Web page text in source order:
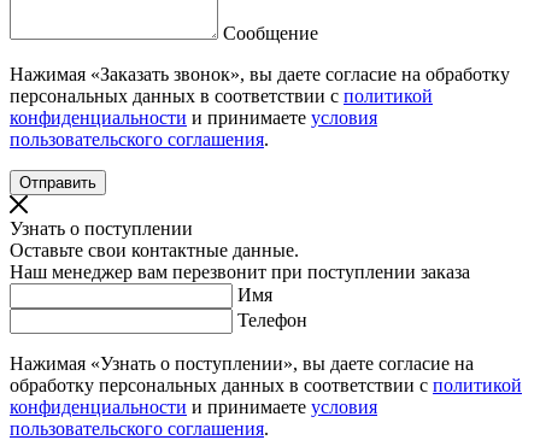
Сообщение
Нажимая «Заказать звонок», вы даете согласие на обработку
персональных данных в соответствии с политикой
конфиденциальности и принимаете условия
пользовательского соглашения.
Узнать о поступлении
Оставьте свои контактные данные.
Наш менеджер вам перезвонит при поступлении заказа
Имя
Телефон
Нажимая «Узнать о поступлении», вы даете согласие на
обработку персональных данных в соответствии с политикой
конфиденциальности и принимаете условия
пользовательского соглашения.